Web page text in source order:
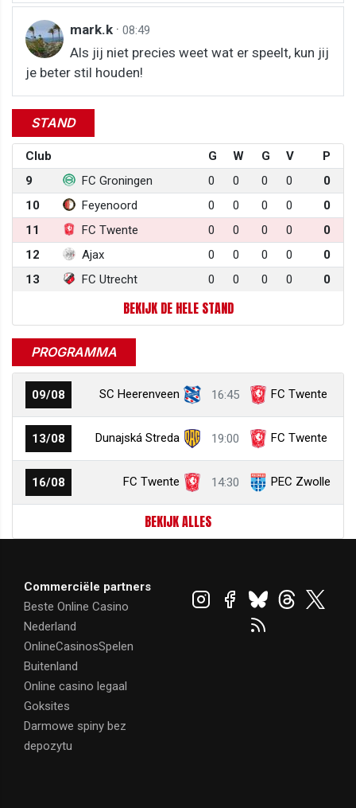
mark.k · 08:49
Als jij niet precies weet wat er speelt, kun jij
je beter stil houden!
STAND
Club G W G V
P
9
FC Groningen 0 0 0 0
0
10
Feyenoord 0 0 0 0
0
11
FC Twente 0 0 0 0
0
12
Ajax 0 0 0 0
0
13
FC Utrecht 0 0 0 0 0
BEKIJK DE HELE STAND
PROGRAMMA
09/08 SC Heerenveen 16:45 FC Twente
13/08 Dunajská Streda 19:00 FC Twente
16/08 FC Twente 14:30 PEC Zwolle
BEKIJK ALLES
Commerciële partners
Beste Online Casino
Nederland
OnlineCasinosSpelen
Buitenland
Online casino legaal
Goksites
Darmowe spiny bez
depozytu